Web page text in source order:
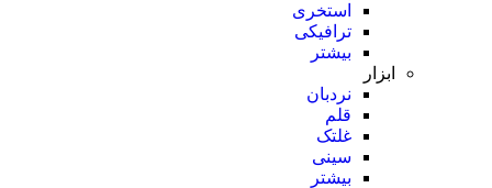
استخری
ترافیکی
بیشتر
ابزار
نردبان
قلم
غلتک
سینی
بیشتر